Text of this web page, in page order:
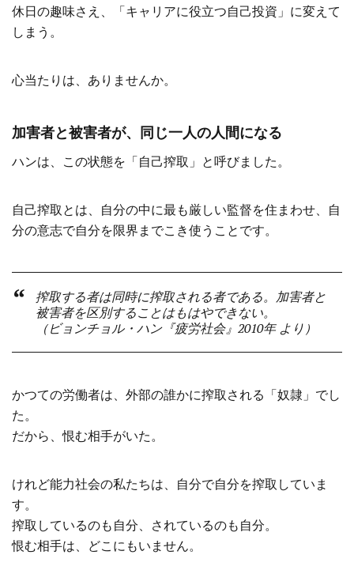
休日の趣味さえ、「キャリアに役立つ自己投資」に変えて
しまう。
心当たりは、ありませんか。
加害者と被害者が、同じ一人の人間になる
ハンは、この状態を「自己搾取」と呼びました。
自己搾取とは、自分の中に最も厳しい監督を住まわせ、自
分の意志で自分を限界までこき使うことです。
搾取する者は同時に搾取される者である。加害者と
被害者を区別することはもはやできない。
（ビョンチョル・ハン『疲労社会』2010年 より）
かつての労働者は、外部の誰かに搾取される「奴隷」でし
た。
だから、恨む相手がいた。
けれど能力社会の私たちは、自分で自分を搾取していま
す。
搾取しているのも自分、されているのも自分。
恨む相手は、どこにもいません。